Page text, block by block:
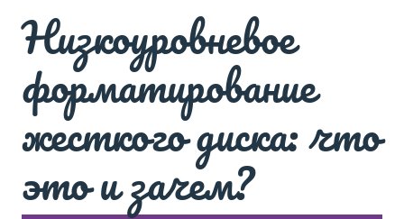
Низкоуровневое
форматирование
жесткого диска: что
это и зачем?